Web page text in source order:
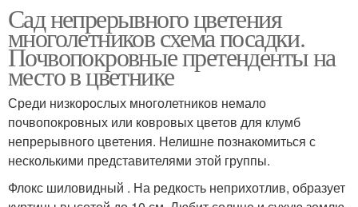
Сад непрерывного цветения
многолетников схема посадки.
Почвопокровные претенденты на
место в цветнике
Среди низкорослых многолетников немало
почвопокровных или ковровых цветов для клумб
непрерывного цветения. Нелишне познакомиться с
несколькими представителями этой группы.
Флокс шиловидный . На редкость неприхотлив, образует